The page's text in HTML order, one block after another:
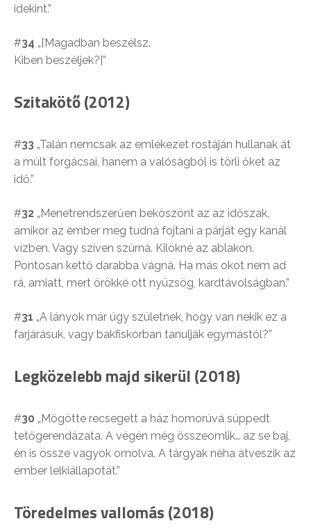
idekint.”
#34 „[Magadban beszélsz.
Kiben beszéljek?]”
Szitakötő (2012)
#33 „Talán nemcsak az emlékezet rostáján hullanak át
a múlt forgácsai, hanem a valóságból is törli őket az
idő.”
#32 „Menetrendszerűen beköszönt az az időszak,
amikor az ember meg tudná fojtani a párját egy kanál
vízben. Vagy szíven szúrná. Kilökné az ablakon.
Pontosan kettő darabba vágná. Ha más okot nem ad
rá, amiatt, mert örökké ott nyüzsög, kardtávolságban.”
#31 „A lányok már úgy születnek, hogy van nekik ez a
farjárásuk, vagy bakfiskorban tanulják egymástól?”
Legközelebb majd sikerül (2018)
#30 „Mögötte recsegett a ház homorúvá süppedt
tetőgerendázata. A végén még összeomlik… az se baj,
én is össze vagyok omolva. A tárgyak néha átveszik az
ember lelkiállapotát.”
Töredelmes vallomás (2018)